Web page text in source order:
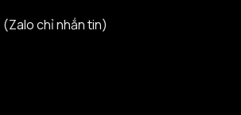
(Zalo chỉ nhắn tin)